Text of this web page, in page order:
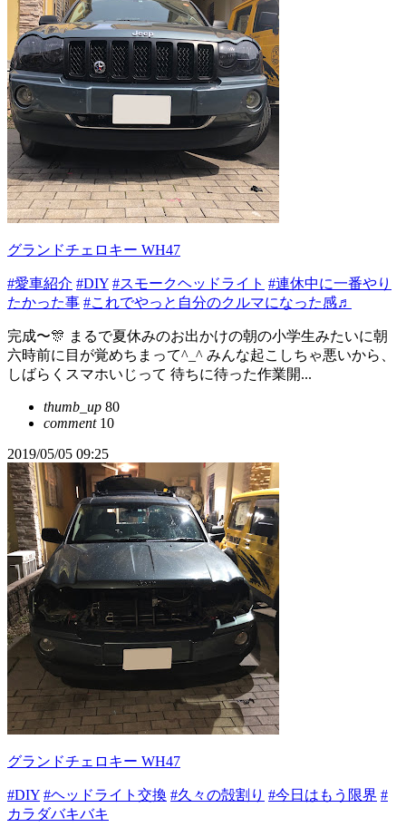
グランドチェロキー WH47
#愛車紹介 #DIY #スモークヘッドライト #連休中に一番やり
たかった事 #これでやっと自分のクルマになった感♬
完成〜🎊 まるで夏休みのお出かけの朝の小学生みたいに朝
六時前に目が覚めちまって^_^ みんな起こしちゃ悪いから、
しばらくスマホいじって 待ちに待った作業開...
thumb_up 80
comment10
2019/05/05 09:25
グランドチェロキー WH47
#DIY #ヘッドライト交換 #久々の殻割り #今日はもう限界 #
カラダバキバキ